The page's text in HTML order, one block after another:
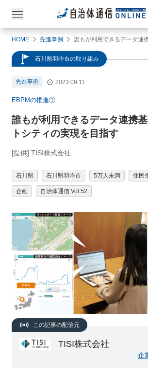
HOME 先進事例
石川県羽咋市の取り組み
先進事例 2023.09.11
EBPMの推進①
誰もが利用できるデータ連携基
トシティの実現を目指す
[提供] TISI株式会社
石川県 石川県羽咋市 5万人未満 住民
企画 自治体通信 Vol.52
この記事の配信元
TISI株式会社
企